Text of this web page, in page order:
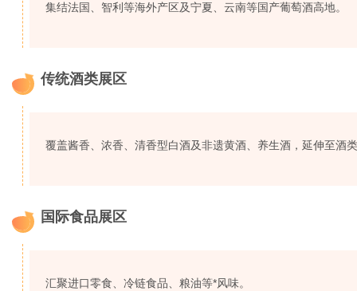
集结法国、智利等海外产区及宁夏、云南等国产葡萄酒高地。
4
传统酒类展区
覆盖酱香、浓香、清香型白酒及非遗黄酒、养生酒，延伸至酒
5
国际食品展区
汇聚进口零食、冷链食品、粮油等*风味。